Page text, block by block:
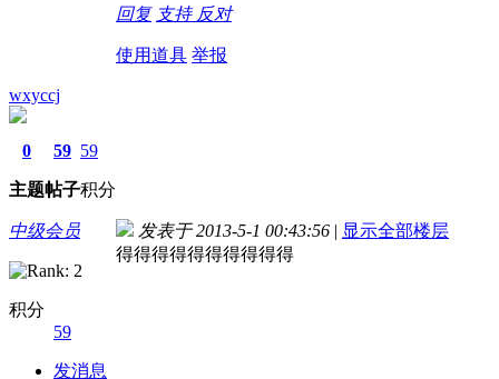
回复 支持 反对
使用道具 举报
wxyccj
0
主题
59
帖子
59
积分
中级会员
积分
59
发消息
发表于 2013-5-1 00:43:56 | 显示全部楼层
得得得得得得得得得得